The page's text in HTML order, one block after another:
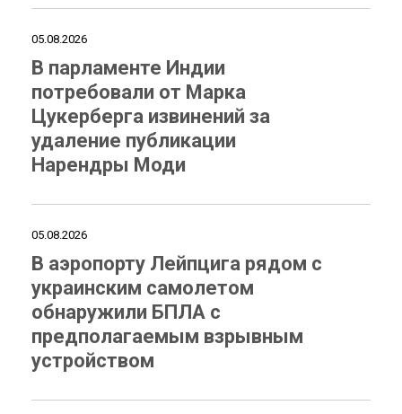
05.08.2026
В парламенте Индии
потребовали от Марка
Цукерберга извинений за
удаление публикации
Нарендры Моди
05.08.2026
В аэропорту Лейпцига рядом с
украинским самолетом
обнаружили БПЛА с
предполагаемым взрывным
устройством